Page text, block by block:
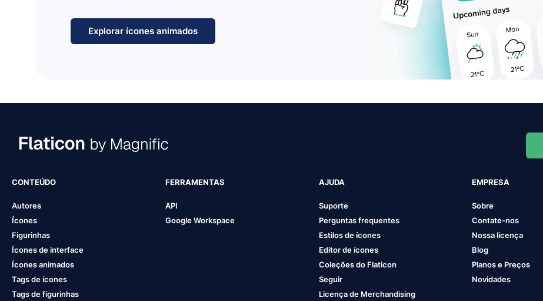
Explorar ícones animados
CONTEÚDO
Autores
Ícones
Figurinhas
Ícones de interface
Ícones animados
Tags de ícones
Tags de figurinhas
FERRAMENTAS
API
Google Workspace
AJUDA
Suporte
Perguntas frequentes
Estilos de ícones
Editor de ícones
Coleções do Flaticon
Seguir
Licença de Merchandising
EMPRESA
Sobre
Contate-nos
Nossa licença
Blog
Planos e Preços
Novidades